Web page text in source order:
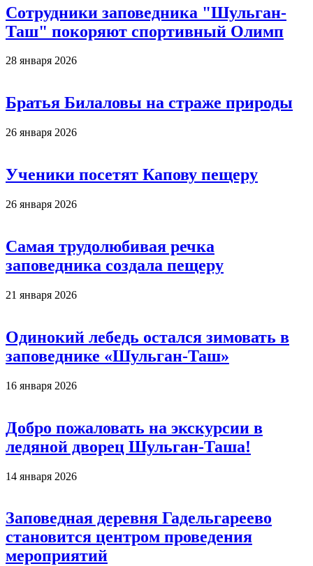
Сотрудники заповедника "Шульган-
Таш" покоряют спортивный Олимп
28 января 2026
Братья Билаловы на страже природы
26 января 2026
Ученики посетят Капову пещеру
26 января 2026
Самая трудолюбивая речка
заповедника создала пещеру
21 января 2026
Одинокий лебедь остался зимовать в
заповеднике «Шульган-Таш»
16 января 2026
Добро пожаловать на экскурсии в
ледяной дворец Шульган-Таша!
14 января 2026
Заповедная деревня Гадельгареево
становится центром проведения
мероприятий